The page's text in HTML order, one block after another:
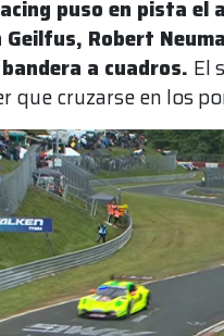
puso en pista
Robert
a cuadros. El
que cruzarse en los